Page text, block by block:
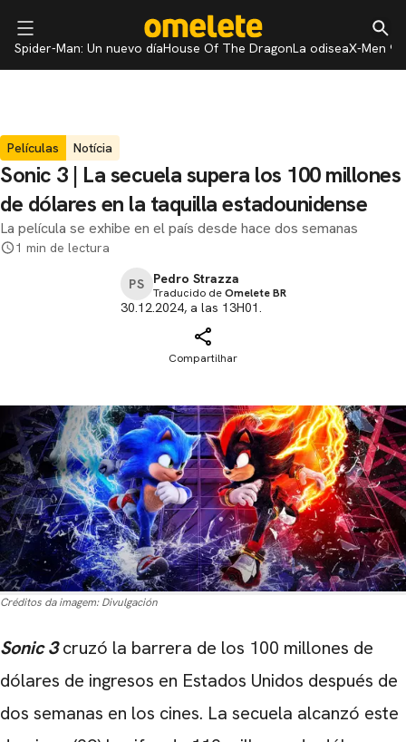
Spider-Man: Un nuevo díaHouse Of The DragonLa odiseaX-Men 97
Películas Notícia
Sonic 3 | La secuela supera los 100 millones
de dólares en la taquilla estadounidense
La película se exhibe en el país desde hace dos semanas
1 min de lectura
PS Pedro Strazza
Traducido deOmelete BR
30.12.2024, a las 13H01.
Compartilhar
Créditos da imagem: Divulgación
Sonic 3cruzó la barrera de los 100 millones de
dólares de ingresos en Estados Unidos después de
dos semanas en los cines. La secuela alcanzó este